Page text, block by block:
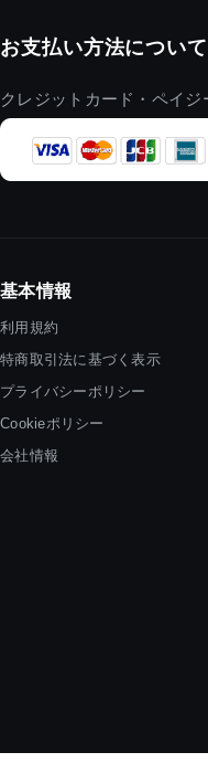
お支払い方法について
クレジットカード・ペイジ
基本情報
利用規約
特商取引法に基づく表示
プライバシーポリシー
Cookieポリシー
会社情報